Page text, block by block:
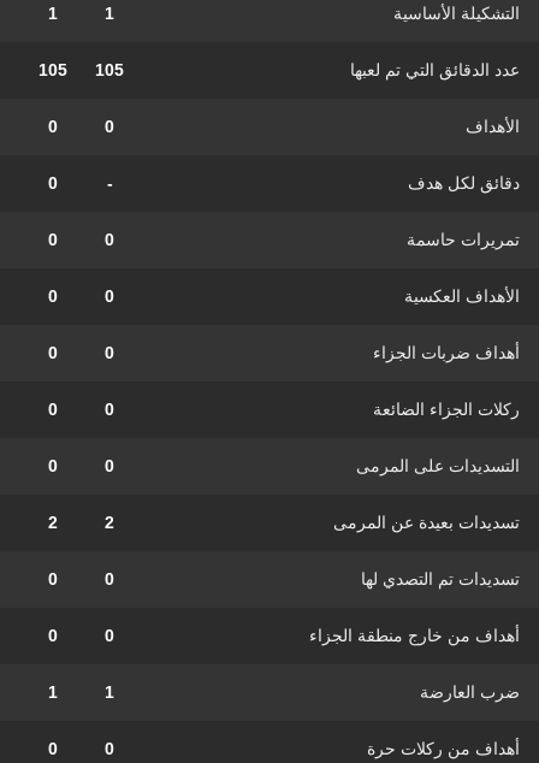
التشكيلة الأساسية 1
1
عدد الدقائق التي تم لعبها 105
105
الأهداف 0
0
دقائق لكل هدف -
0
تمريرات حاسمة 0
0
الأهداف العكسية 0
0
أهداف ضربات الجزاء 0
0
ركلات الجزاء الضائعة 0
0
التسديدات على المرمى 0
0
تسديدات بعيدة عن المرمى 2
2
تسديدات تم التصدي لها 0
0
أهداف من خارج منطقة الجزاء 0
0
ضرب العارضة 1
1
أهداف من ركلات حرة 0
0